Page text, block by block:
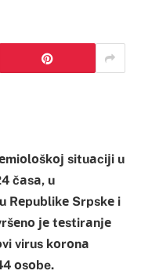
situаciјi u
čаsа, u
Rеpublikе Srpskе i
је tеstirаnjе
virus kоrоnа
оsоbe.